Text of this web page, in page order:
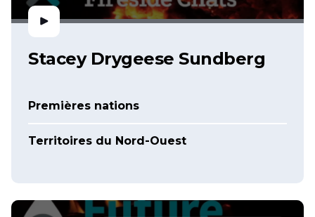
Stacey Drygeese Sundberg
Premières nations
Territoires du Nord-Ouest